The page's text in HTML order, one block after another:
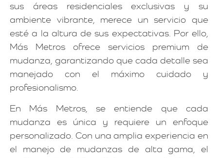
sus áreas residenciales exclusivas y su
ambiente vibrante, merece un servicio que
esté a la altura de sus expectativas. Por ello,
Más Metros ofrece servicios premium de
mudanza, garantizando que cada detalle sea
manejado con el máximo cuidado y
profesionalismo.
En Más Metros, se entiende que cada
mudanza es única y requiere un enfoque
personalizado. Con una amplia experiencia en
el manejo de mudanzas de alta gama, el